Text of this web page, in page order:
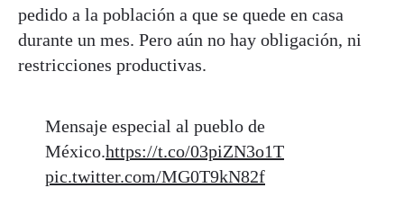
pedido a la población a que se quede en casa
durante un mes. Pero aún no hay obligación, ni
restricciones productivas.
Mensaje especial al pueblo de
México.https://t.co/03piZN3o1T
pic.twitter.com/MG0T9kN82f